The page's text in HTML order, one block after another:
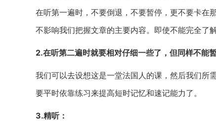
在听第一遍时，不要倒退，不要暂停，更不要卡在
不影响我们把握文章的主要内容。即使不能完全了
2.在听第二遍时就要相对仔细一些了，但同样不能暂
我们可以去设想这是一堂法国人的课，然后我们所
要平时依靠练习来提高短时记忆和速记能力了。
3.精听：